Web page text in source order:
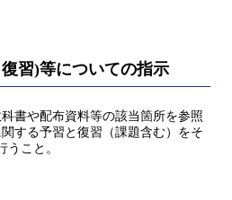
習)等についての指示
書や配布資料等の該当箇所を参照
する予習と復習（課題含む）をそ
うこと。